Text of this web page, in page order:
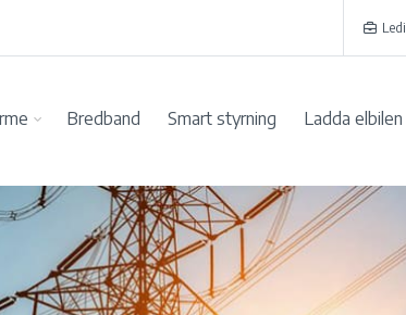
Bredband Smart styrning Ladda elbilen